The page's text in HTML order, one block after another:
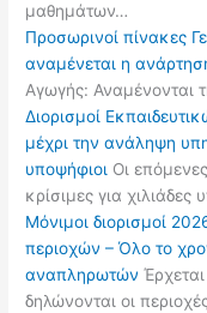
μαθημάτων…
Προσωρινοί πίνακες
αναμένεται η
Αγωγής:
Διορισμοί
μέχρι την ανάληψη
υποψήφιοι Οι
κρίσιμες για
Μόνιμοι διορισμοί
περιοχών – Όλο το
αναπληρωτών
δηλώνονται οι